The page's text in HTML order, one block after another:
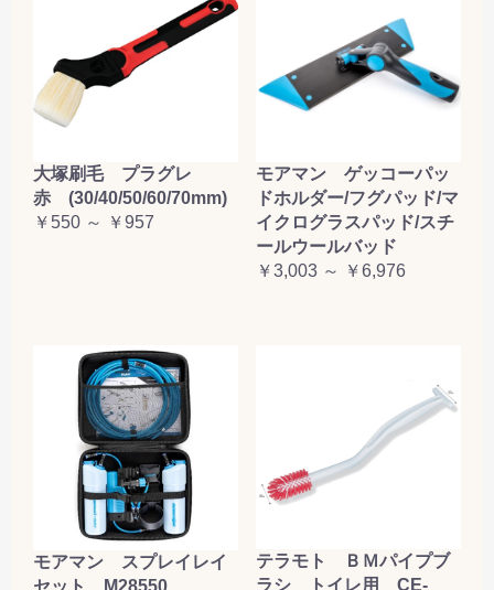
大塚刷毛 プラグレ
赤 (30/40/50/60/70mm)
￥550 ～ ￥957
モアマン ゲッコーパッ
ドホルダー/フグパッド/マ
イクログラスパッド/スチ
ールウールバッド
￥3,003 ～ ￥6,976
モアマン スプレイレイ
セット M28550
テラモト ＢＭパイプブ
ラシ トイレ用 CE-